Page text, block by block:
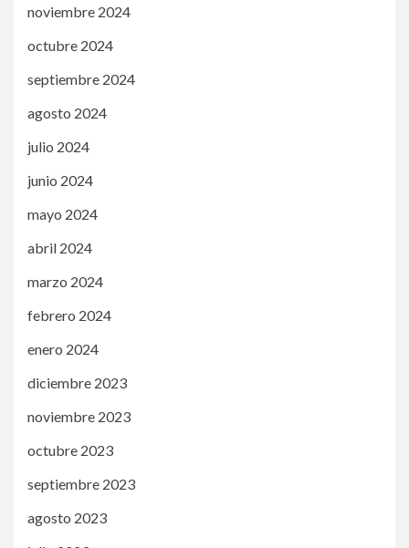
noviembre 2024
octubre 2024
septiembre 2024
agosto 2024
julio 2024
junio 2024
mayo 2024
abril 2024
marzo 2024
febrero 2024
enero 2024
diciembre 2023
noviembre 2023
octubre 2023
septiembre 2023
agosto 2023